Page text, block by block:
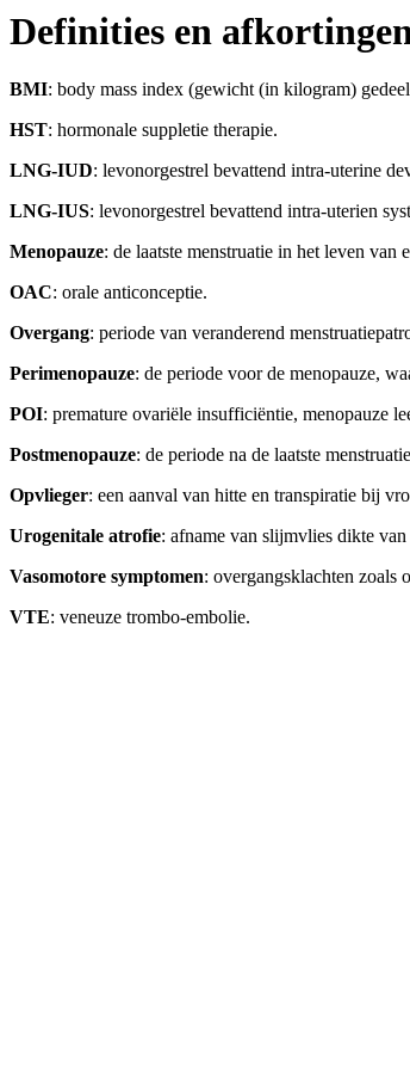
Definities en
BMI: body mass index (gewicht (in kilogram)
HST: hormonale suppletie therapie.
LNG-IUD: levonorgestrel bevattend intra-uterine
LNG-IUS: levonorgestrel bevattend intra-uterien
Menopauze: de laatste menstruatie in het leven van
OAC: orale anticonceptie.
Overgang: periode van veranderend
Perimenopauze: de periode voor de menopauze,
POI: premature ovariële insufficiëntie, menopauze
Postmenopauze: de periode na de laatste
Opvlieger: een aanval van hitte en transpiratie bij
Urogenitale atrofie: afname van slijmvlies dikte
Vasomotore symptomen: overgangsklachten zoals
VTE: veneuze trombo-embolie.